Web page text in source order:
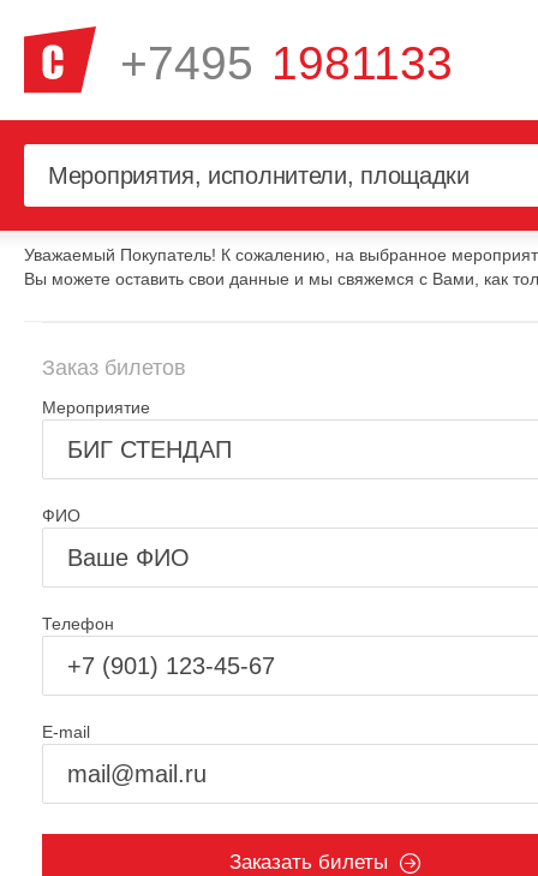
+7495 1981133
Уважаемый Покупатель! К сожалению, на выбранное
Вы можете оставить свои данные и мы свяжемся с Вами, как
Заказ билетов
Мероприятие
ФИО
Телефон
E-mail
Заказать билеты